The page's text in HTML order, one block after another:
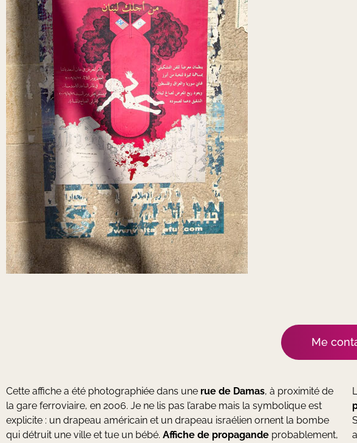
Me
Cette affiche a été photographiée dans une rue de Damas, à proximité de
la gare ferroviaire, en 2006. Je ne lis pas l’arabe mais la symbolique est
explicite : un drapeau américain et un drapeau israélien ornent la bombe
qui détruit une ville et tue un bébé. Affiche de propagande probablement,